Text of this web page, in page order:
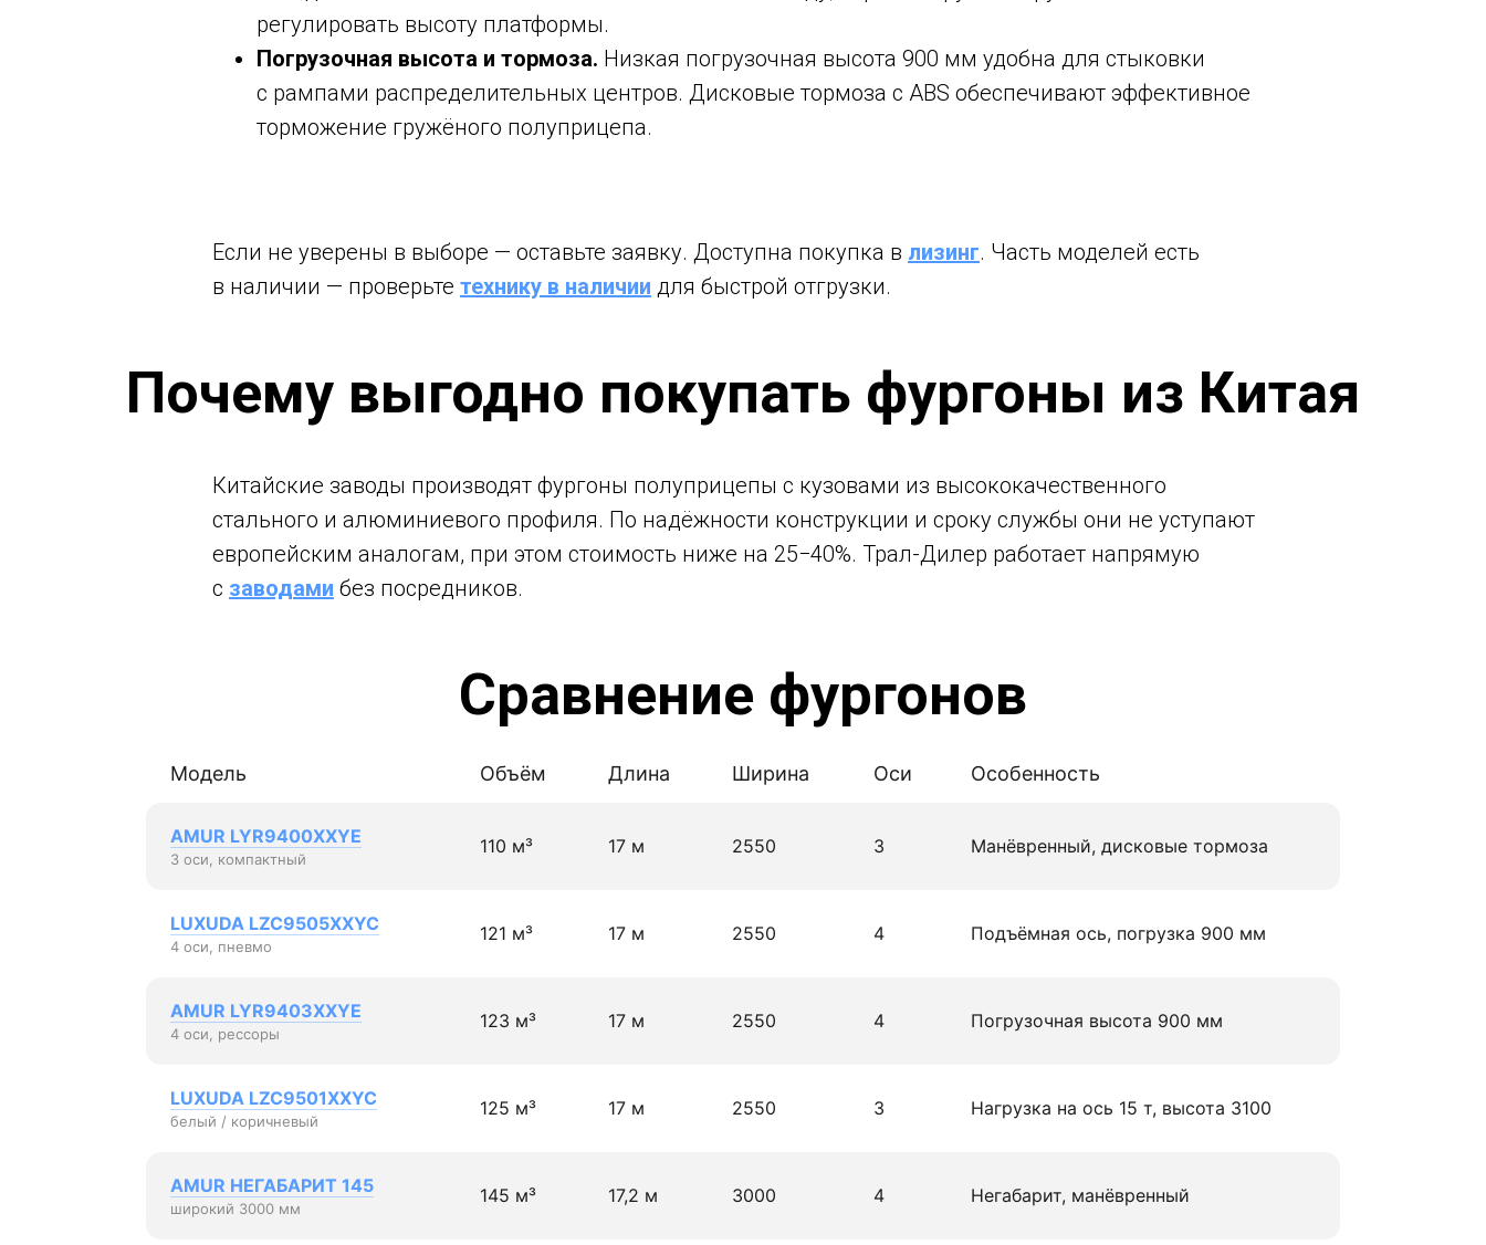
регулировать высоту платформы.
Погрузочная высота и тормоза. Низкая погрузочная высота 900 мм удобна для стыковки
с рампами распределительных центров. Дисковые тормоза с ABS обеспечивают эффективное
торможение гружёного полуприцепа.
Если не уверены в выборе — оставьте заявку. Доступна покупка в лизинг. Часть моделей есть
в наличии — проверьте технику в наличии для быстрой отгрузки.
Почему выгодно покупать фургоны из Китая
Китайские заводы производят фургоны полуприцепы с кузовами из высококачественного
стального и алюминиевого профиля. По надёжности конструкции и сроку службы они не уступают
европейским аналогам, при этом стоимость ниже на 25−40%. Трал-Дилер работает напрямую
с заводами без посредников.
Сравнение фургонов
Модель Объём Длина Ширина Оси Особенность
AMUR LYR9400XXYE
3 оси, компактный
110 м³ 17 м 2550 3 Манёвренный, дисковые тормоза
LUXUDA LZC9505XXYC
4 оси, пневмо
121 м³ 17 м 2550 4 Подъёмная ось, погрузка 900 мм
AMUR LYR9403XXYE
4 оси, рессоры
123 м³ 17 м 2550 4 Погрузочная высота 900 мм
LUXUDA LZC9501XXYC
белый / коричневый
125 м³ 17 м 2550 3 Нагрузка на ось 15 т, высота 3100
AMUR НЕГАБАРИТ 145
широкий 3000 мм
145 м³ 17,2 м 3000 4 Негабарит, манёвренный